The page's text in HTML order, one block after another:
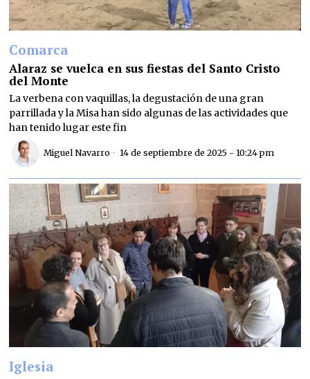
Comarca
Alaraz se vuelca en sus fiestas del Santo Cristo
del Monte
La verbena con vaquillas, la degustación de una gran
parrillada y la Misa han sido algunas de las actividades que
han tenido lugar este fin
Miguel Navarro 14 de septiembre de 2025 - 10:24 pm
Iglesia